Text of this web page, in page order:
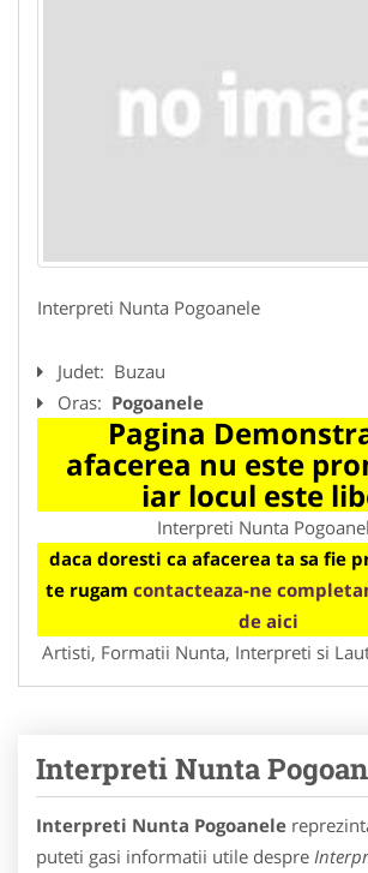
Interpreti Nunta Pogoanele
Judet: Buzau
Oras: Pogoanele
Pagina
afacerea nu este
iar locul este
Interpreti Nunta
daca doresti ca afacerea ta sa fie
te rugam contacteaza-ne
de aici
Artisti, Formatii Nunta, Interpreti si
Interpreti Nunta
Interpreti Nunta Pogoanele
puteti gasi informatii utile despre